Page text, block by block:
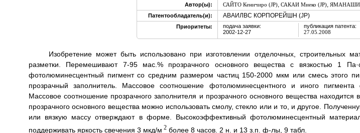
Автор(ы): САЙТО Кеничиро (JP), САКАИ Миеко (JP), ЯМАНАШИ
Патентообладатель(и):
АВАИЛВС КОРПОРЕЙШН (JP)
Приоритеты:
подача заявки:
2002-12-27
публикация патента:
27.05.2008
Изобретение может быть использовано при изготовлении отделочных, строительных
разметки. Перемешивают 7-95 мас.% прозрачного основного вещества с вязкостью 1
фотолюминесцентный пигмент со средним размером частиц 150-2000 мкм или смесь этого
прозрачный заполнитель. Массовое соотношение фотолюминесцентного и иного
Массовое соотношение прозрачного заполнителя и прозрачного основного вещества находится
прозрачного основного вещества можно использовать смолу, стекло или и то, и другое.
или вязкую массу отверждают в форме. Высокоэффективный фотолюминесцентный
поддерживать яркость свечения 3 мкд/м 2более 8 часов. 2 н. и 13 з.п. ф-лы, 9 табл.